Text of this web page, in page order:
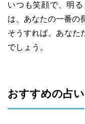
いつも笑顔で、明
は、あなたの一番の
そうすれば、あなた
でしょう。
おすすめの占い